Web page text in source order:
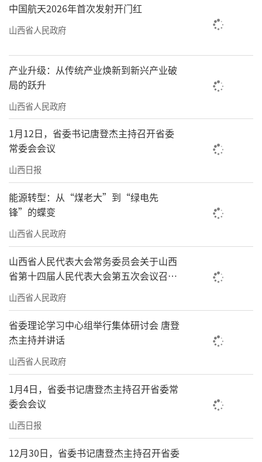
中国航天2026年首次发射开门红
山西省人民政府
产业升级：从传统产业焕新到新兴产业破
局的跃升
山西省人民政府
1月12日，省委书记唐登杰主持召开省委
常委会会议
山西日报
能源转型：从“煤老大”到“绿电先
锋”的蝶变
山西省人民政府
山西省人民代表大会常务委员会关于山西
省第十四届人民代表大会第五次会议召开
时间的决定
山西省人民政府
省委理论学习中心组举行集体研讨会 唐登
杰主持并讲话
山西省人民政府
1月4日，省委书记唐登杰主持召开省委常
委会会议
山西日报
12月30日，省委书记唐登杰主持召开省委